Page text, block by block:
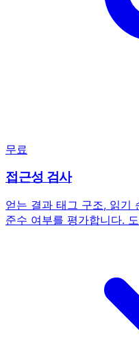
무료
접근성 검사
얻는 결과 태그 구조, 읽기
준수 여부를 평가합니다.